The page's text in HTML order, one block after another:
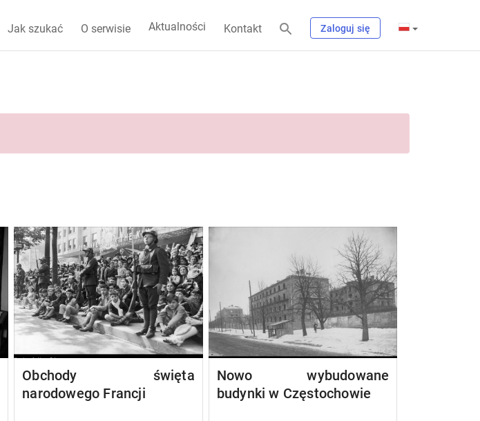
Jak szukać O serwisie Aktualności Kontakt Zaloguj się
Obchody święta
narodowego Francji
Nowo wybudowane
budynki w Częstochowie